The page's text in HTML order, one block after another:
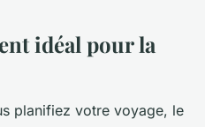
idéal pour la
planifiez votre voyage, le